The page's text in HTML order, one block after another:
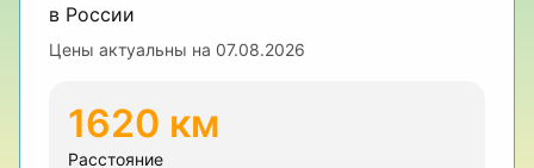
в России
Цены актуальны на 07.08.2026
1620 км
Расстояние